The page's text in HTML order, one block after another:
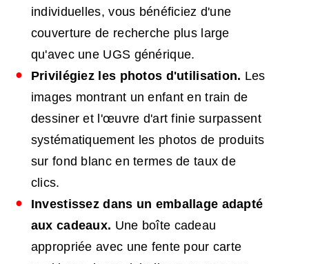
individuelles, vous bénéficiez d'une
couverture de recherche plus large
qu'avec une UGS générique.
Privilégiez les photos d'utilisation. Les
images montrant un enfant en train de
dessiner et l'œuvre d'art finie surpassent
systématiquement les photos de produits
sur fond blanc en termes de taux de
clics.
Investissez dans un emballage adapté
aux cadeaux. Une boîte cadeau
appropriée avec une fente pour carte